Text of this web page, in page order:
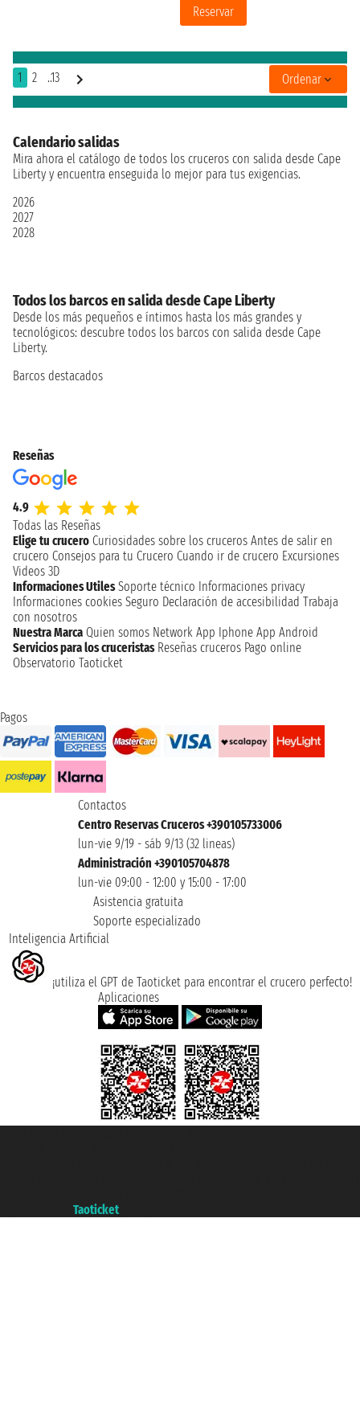
Reservar
1 2 ..13 Ordenar
Calendario salidas
Mira ahora el catálogo de todos los cruceros con salida desde Cape
Liberty y encuentra enseguida lo mejor para tus exigencias.
2026
2027
2028
Todos los barcos en salida desde Cape Liberty
Desde los más pequeños e íntimos hasta los más grandes y
tecnológicos: descubre todos los barcos con salida desde Cape
Liberty.
Barcos destacados
Reseñas
4.9
Todas las Reseñas
Elige tu crucero Curiosidades sobre los cruceros Antes de salir en
crucero Consejos para tu Crucero Cuando ir de crucero Excursiones
Videos 3D
Informaciones Utiles Soporte técnico Informaciones privacy
Informaciones cookies Seguro Declaración de accesibilidad Trabaja
con nosotros
Nuestra Marca Quien somos Network App Iphone App Android
Servicios para los cruceristas Reseñas cruceros Pago online
Observatorio Taoticket
Pagos
Contactos
Centro Reservas Cruceros +390105733006
lun-vie 9/19 - sáb 9/13 (32 lineas)
Administración +390105704878
lun-vie 09:00 - 12:00 y 15:00 - 17:00
Asistencia gratuita
Soporte especializado
Inteligencia Artificial
¡utiliza el GPT de Taoticket para encontrar el crucero perfecto!
Aplicaciones
Taoticket